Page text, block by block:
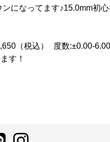
になってます♪15.0mm初
（税込） 度数:±0.00-
す！